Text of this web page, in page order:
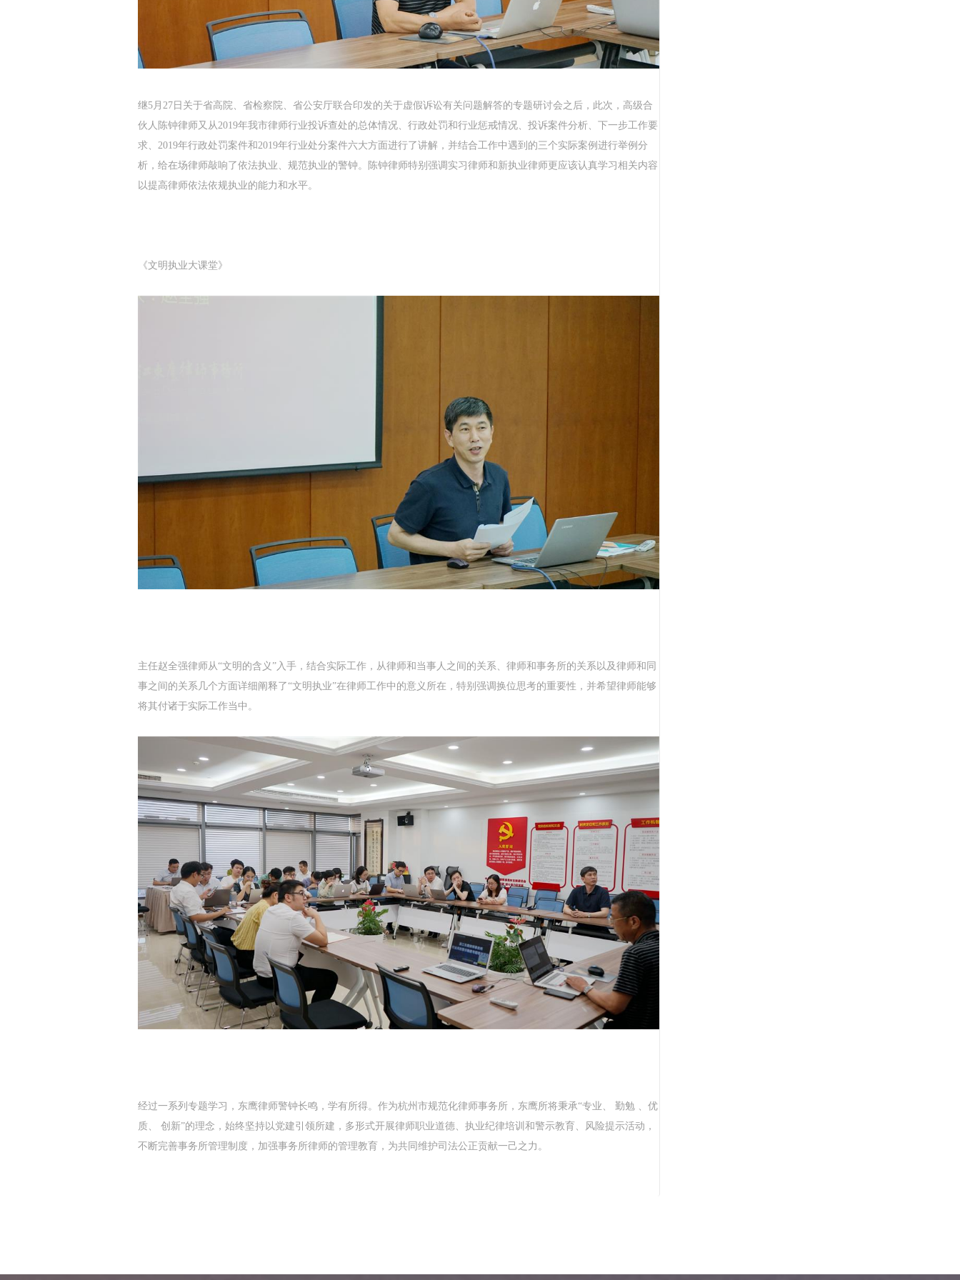
继5月27日 关于省高院、省检察院、省公安厅联合印发的关于虚假诉讼有关问题解答的专题研讨会之后，此次，高级合
伙人陈钟律师又从2019年我市律师行业投诉查处的总体情况、行政处罚和行业惩戒情况、投诉案件分析、下一步工作要
求、2019年行政处罚案件和2019年行业处分案件六大方面进行了讲解，并结合工作中遇到的三个实际案例进行举例分
析，给在场律师敲响了依法执业、规范执业的警钟。陈钟律师特别强调实习律师和新执业律师更应该认真学习相关内容
以提高律师依法依规执业的能力和水平。
《文明执业大课堂》
主任赵全强律师从“文明的含义”入手，结合实际工作，从律师和当事人之间的关系、律师和事务所的关系以及律师和同
事之间的关系几个方面详细阐释了“文明执业”在律师工作中的意义所在， 特别强调换位思考的重要性 ，并希望律师能够
将其付诸于实际工作当中。
经过一系列专题学习，东鹰律师警钟长鸣，学有所得。作为杭州市规范化律师事务所，东鹰所将秉承“专业、 勤勉 、优
质、 创新”的理念，始终坚持以党建引领所建，多形式开展律师职业道德、执业纪律培训和警示教育、风险提示活动，
不断完善事务所管理制度，加强事务所律师的管理教育，为共同维护司法公正贡献一己之力。